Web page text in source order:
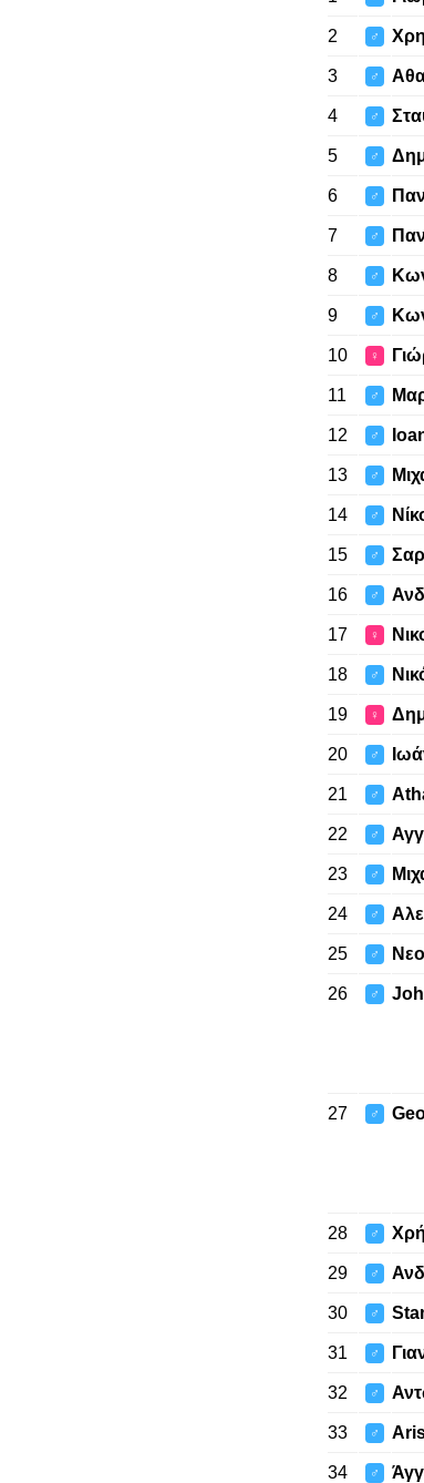
2 ♂
3 ♂
4 ♂
5 ♂
6 ♂
7 ♂
8 ♂
9 ♂
10 ♀
11 ♂
12 ♂
13 ♂
14 ♂
15 ♂
16 ♂
17 ♀
18 ♂
19 ♀
20 ♂
21 ♂
22 ♂
23 ♂
24 ♂
25 ♂
26 ♂
27 ♂
28 ♂
29 ♂
30 ♂
31 ♂
32 ♂
33 ♂
34 ♂